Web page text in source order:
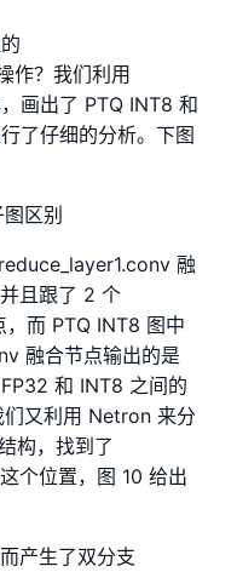
作？我们利用
画出了 PTQ INT8 和
了仔细的分析。下图
融
且跟了 2 个
而 PTQ INT8 图中
融合节点输出的是
和 INT8 之间的
又利用 Netron 来分
构，找到了
个位置，图 10 给出